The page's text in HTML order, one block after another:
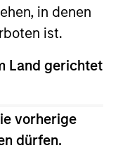
in denen
ist.
Land gerichtet
vorherige
dürfen.